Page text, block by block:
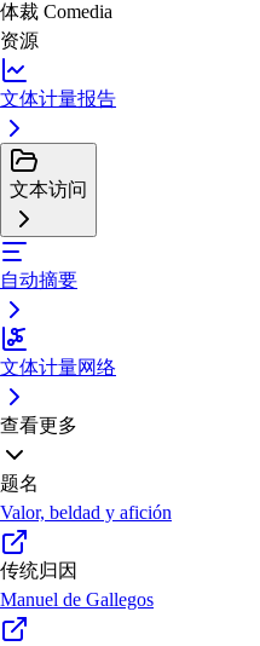
体裁 Comedia
资源
文体计量报告
文本访问
自动摘要
文体计量网络
查看更多
题名
Valor, beldad y afición
传统归因
Manuel de Gallegos